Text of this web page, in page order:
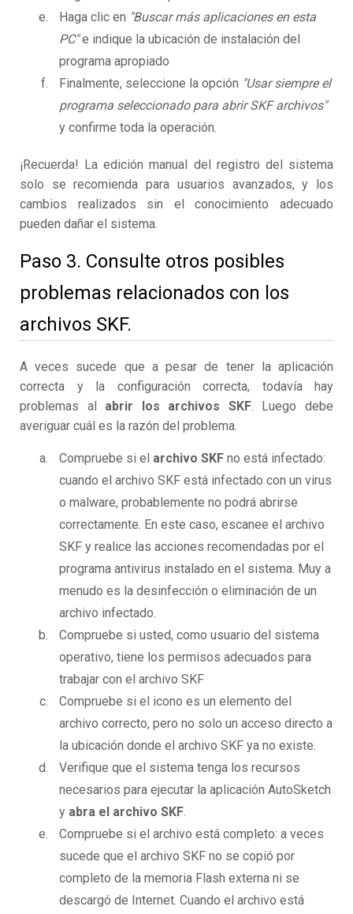
Haga clic en "Buscar más aplicaciones en esta
PC"e indique la ubicación de instalación del
programa apropiado
Finalmente, seleccione la opción "Usar siempre el
programa seleccionado para abrir SKF archivos"
y confirme toda la operación.
¡Recuerda! La edición manual del registro del sistema
solo se recomienda para usuarios avanzados, y los
cambios realizados sin el conocimiento adecuado
pueden dañar el sistema.
Paso 3. Consulte otros posibles
problemas relacionados con los
archivos SKF.
A veces sucede que a pesar de tener la aplicación
correcta y la configuración correcta, todavía hay
problemas al abrir los archivos SKF. Luego debe
averiguar cuál es la razón del problema.
Compruebe si el archivo SKF no está infectado:
cuando el archivo SKF está infectado con un virus
o malware, probablemente no podrá abrirse
correctamente. En este caso, escanee el archivo
SKF y realice las acciones recomendadas por el
programa antivirus instalado en el sistema. Muy a
menudo es la desinfección o eliminación de un
archivo infectado.
Compruebe si usted, como usuario del sistema
operativo, tiene los permisos adecuados para
trabajar con el archivo SKF
Compruebe si el icono es un elemento del
archivo correcto, pero no solo un acceso directo a
la ubicación donde el archivo SKF ya no existe.
Verifique que el sistema tenga los recursos
necesarios para ejecutar la aplicación AutoSketch
y abra el archivo SKF.
Compruebe si el archivo está completo: a veces
sucede que el archivo SKF no se copió por
completo de la memoria Flash externa ni se
descargó de Internet. Cuando el archivo está